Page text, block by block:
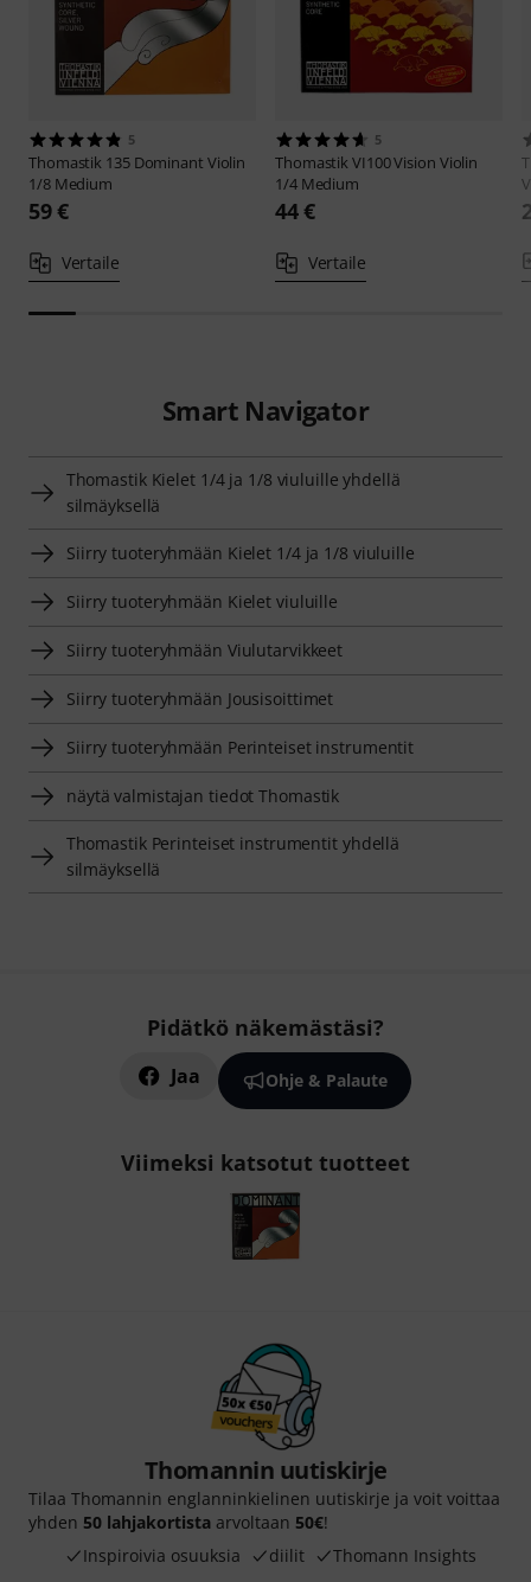
5
Thomastik 135 Dominant Violin
1/8 Medium
59 €
Vertaile
5
ThomastikVI100 Vision Violin
1/4 Medium
44 €
Vertaile
Smart Navigator
Thomastik Kielet 1/4 ja 1/8 viuluille yhdellä
silmäyksellä
Siirry tuoteryhmään Kielet 1/4 ja 1/8 viuluille
Siirry tuoteryhmään Kielet viuluille
Siirry tuoteryhmään Viulutarvikkeet
Siirry tuoteryhmään Jousisoittimet
Siirry tuoteryhmään Perinteiset instrumentit
näytä valmistajan tiedot Thomastik
Thomastik Perinteiset instrumentit yhdellä
silmäyksellä
Pidätkö näkemästäsi?
Jaa Ohje & Palaute
Viimeksi katsotut tuotteet
Thomannin uutiskirje
Tilaa Thomannin englanninkielinen uutiskirje ja voit voittaa
yhden 50 lahjakortista arvoltaan 50€!
Inspiroivia osuuksia
diilit Thomann Insights